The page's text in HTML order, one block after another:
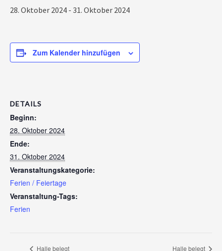
28. Oktober 2024 - 31. Oktober 2024
Zum Kalender hinzufügen
DETAILS
Beginn:
28. Oktober 2024
Ende:
31. Oktober 2024
Veranstaltungskategorie:
Ferien / Feiertage
Veranstaltung-Tags:
Ferien
Halle belegt Halle belegt